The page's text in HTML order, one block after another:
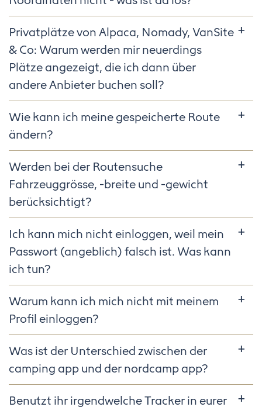
Privatplätze von Alpaca, Nomady, VanSite
& Co: Warum werden mir neuerdings
Plätze angezeigt, die ich dann über
andere Anbieter buchen soll?
Wie kann ich meine gespeicherte Route
ändern?
Werden bei der Routensuche
Fahrzeuggrösse, -breite und -gewicht
berücksichtigt?
Ich kann mich nicht einloggen, weil mein
Passwort (angeblich) falsch ist. Was kann
ich tun?
Warum kann ich mich nicht mit meinem
Profil einloggen?
Was ist der Unterschied zwischen der
camping app und der nordcamp app?
Benutzt ihr irgendwelche Tracker in eurer